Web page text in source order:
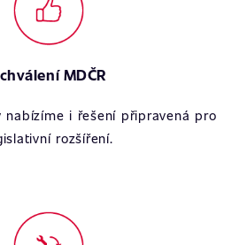
MDČR
nabízíme i řešení připravená pro
rozšíření.